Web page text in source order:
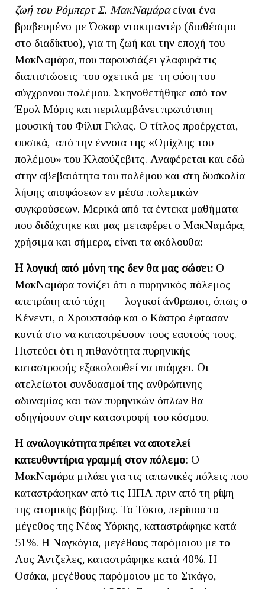
ζωή του Ρόμπερτ Σ. ΜακΝαμάραείναι ένα
βραβευμένο με Όσκαρ ντοκιμαντέρ (διαθέσιμο
στο διαδίκτυο), για τη ζωή και την εποχή του
ΜακΝαμάρα, που παρουσιάζει γλαφυρά τις
διαπιστώσεις του σχετικά με τη φύση του
σύγχρονου πολέμου. Σκηνοθετήθηκε από τον
Έρολ Μόρις και περιλαμβάνει πρωτότυπη
μουσική του Φίλιπ Γκλας. Ο τίτλος προέρχεται,
φυσικά, από την έννοια της «Ομίχλης του
πολέμου» του Κλαούζεβιτς. Αναφέρεται και εδώ
στην αβεβαιότητα του πολέμου και στη δυσκολία
λήψης αποφάσεων εν μέσω πολεμικών
συγκρούσεων. Μερικά από τα έντεκα μαθήματα
που διδάχτηκε και μας μεταφέρει ο ΜακΝαμάρα,
χρήσιμα και σήμερα, είναι τα ακόλουθα:
Η λογική από μόνη της δεν θα μας σώσει: Ο
ΜακΝαμάρα τονίζει ότι ο πυρηνικός πόλεμος
απετράπη από τύχη — λογικοί άνθρωποι, όπως ο
Κένεντι, ο Χρουστσόφ και ο Κάστρο έφτασαν
κοντά στο να καταστρέψουν τους εαυτούς τους.
Πιστεύει ότι η πιθανότητα πυρηνικής
καταστροφής εξακολουθεί να υπάρχει. Οι
ατελείωτοι συνδυασμοί της ανθρώπινης
αδυναμίας και των πυρηνικών όπλων θα
οδηγήσουν στην καταστροφή του κόσμου.
Η αναλογικότητα πρέπει να αποτελεί
κατευθυντήρια γραμμή στον πόλεμο: Ο
ΜακΝαμάρα μιλάει για τις ιαπωνικές πόλεις που
καταστράφηκαν από τις ΗΠΑ πριν από τη ρίψη
της ατομικής βόμβας. Το Τόκιο, περίπου το
μέγεθος της Νέας Υόρκης, καταστράφηκε κατά
51%. Η Ναγκόγια, μεγέθους παρόμοιου με το
Λος Άντζελες, καταστράφηκε κατά 40%. Η
Οσάκα, μεγέθους παρόμοιου με το Σικάγο,